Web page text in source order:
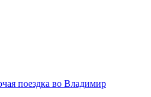
поездка во Владимир